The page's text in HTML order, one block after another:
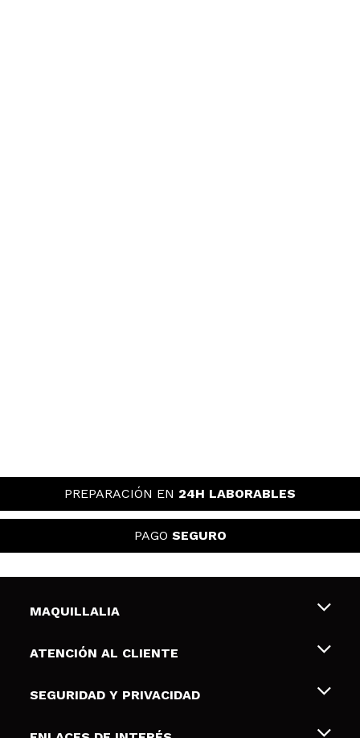
PREPARACIÓN EN 24H LABORABLES
PAGO SEGURO
MAQUILLALIA
Sobre nosotros
Tarjetas de Regalo
ATENCIÓN AL CLIENTE
Envíos y devoluciones
SEGURIDAD Y PRIVACIDAD
Terminos y condiciones de uso